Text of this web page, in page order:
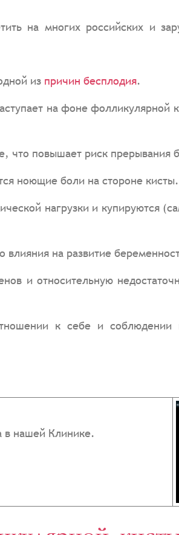
на многих российских и
из причин бесплодия.
на фоне фолликулярной
что повышает риск прерывания
ноющие боли на стороне кисты.
нагрузки и купируются
влияния на развитие
и относительную
к себе и соблюдении
в нашей Клинике.